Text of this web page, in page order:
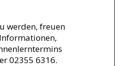
werden, freuen
02355 6316.